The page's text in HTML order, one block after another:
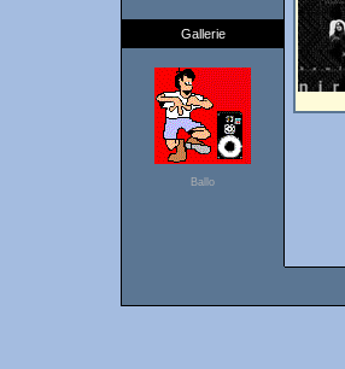
Gallerie
Ballo